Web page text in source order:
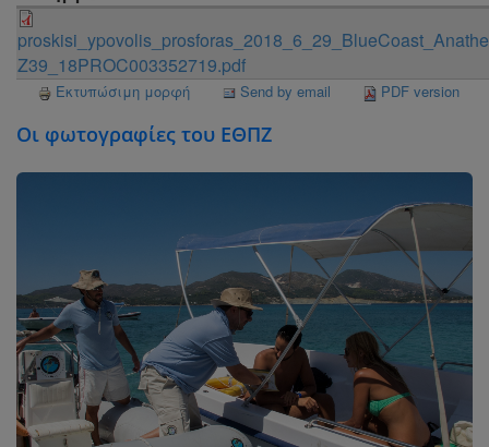
Ζ39_18PROC003352719.pdf
Εκτυπώσιμη μορφή Send by email PDF version
Οι φωτογραφίες του ΕΘΠΖ